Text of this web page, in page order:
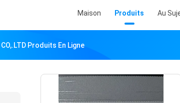
Maison Produits Au
Produits En Ligne